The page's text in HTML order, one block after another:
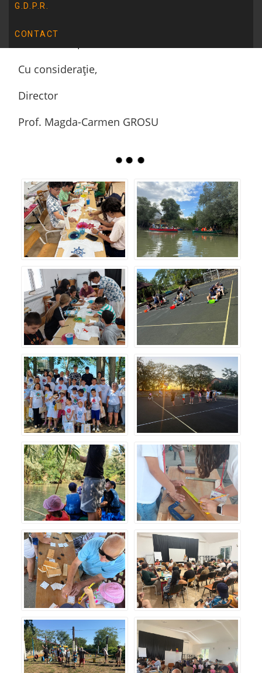
G.D.P.R.
CONTACT
Vă mulțumim că ne-ați permis să facem parte
Cu considerație,
Director
Prof. Magda-Carmen GROSU